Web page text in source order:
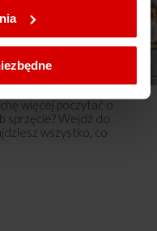
w zakładkę
Pobierz
więcej poczytać o
sprzęcie? Wejdź do
wszystko, co